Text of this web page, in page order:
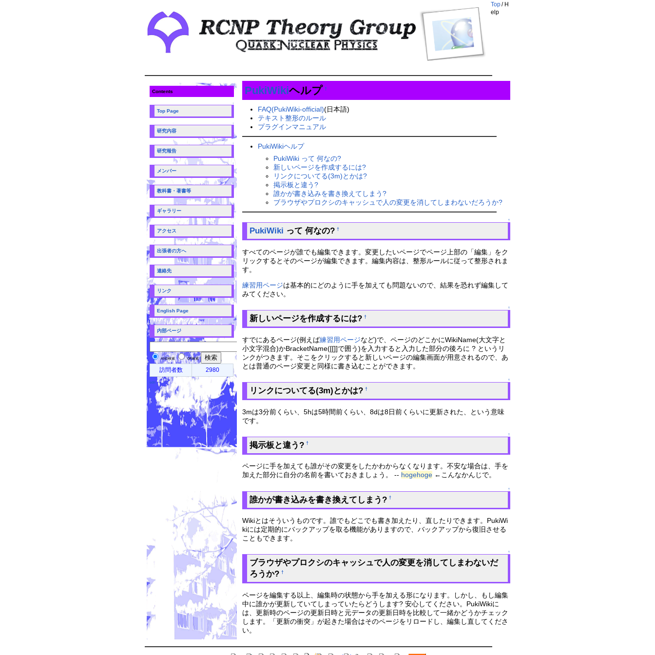
Top/ H
elp
PukiWikiヘルプ †
FAQ(PukiWiki-official)(日本語)
テキスト整形のルール
プラグインマニュアル
PukiWikiヘルプ
PukiWiki って 何なの?
新しいページを作成するには?
リンクについてる(3m)とかは?
掲示板と違う?
誰かが書き込みを書き換えてしまう?
ブラウザやプロクシのキャッシュで人の変更を消してしまわないだろうか?
↑
PukiWiki って 何なの? †
すべてのページが誰でも編集できます。変更したいページでページ上部の「編集」をク
リックするとそのページが編集できます。編集内容は、整形ルールに従って整形されま
す。
練習用ページは基本的にどのように手を加えても問題ないので、結果を恐れず編集して
みてください。
↑
新しいページを作成するには? †
すでにあるページ(例えば練習用ページなど)で、ページのどこかにWikiName(大文字と
小文字混合)かBracketName([[]]で囲う)を入力すると入力した部分の後ろに ? というリ
ンクがつきます。そこをクリックすると新しいページの編集画面が用意されるので、あ
とは普通のページ変更と同様に書き込むことができます。
↑
リンクについてる(3m)とかは? †
3mは3分前くらい、5hは5時間前くらい、8dは8日前くらいに更新された、という意味
です。
↑
掲示板と違う? †
ページに手を加えても誰がその変更をしたかわからなくなります。不安な場合は、手を
加えた部分に自分の名前を書いておきましょう。 -- hogehoge←こんなかんじで。
↑
誰かが書き込みを書き換えてしまう? †
Wikiとはそういうものです。誰でもどこでも書き加えたり、直したりできます。PukiWi
kiには定期的にバックアップを取る機能がありますので、バックアップから復旧させる
こともできます。
↑
ブラウザやプロクシのキャッシュで人の変更を消してしまわないだ
ろうか? †
ページを編集する以上、編集時の状態から手を加える形になります。しかし、もし編集
中に誰かが更新していてしまっていたらどうします? 安心してください。PukiWikiに
は、更新時のページの更新日時と元データの更新日時を比較して一緒かどうかチェック
します。「更新の衝突」が起きた場合はそのページをリロードし、編集し直してくださ
い。
Contents
↑
Top Page
↑
研究内容
↑
研究報告
↑
メンバー
↑
教科書・著書等
↑
ギャラリー
↑
アクセス
↑
出張者の方へ
↑
連絡先
↑
リンク
↑
English Page
↑
内部ページ
AND検索 OR検索
訪問者数 2980
edit